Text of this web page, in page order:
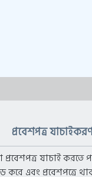
প্রবেশপত্র
প্রবেশপত্র যাচাই করতে
এবং প্রবেশপত্রে